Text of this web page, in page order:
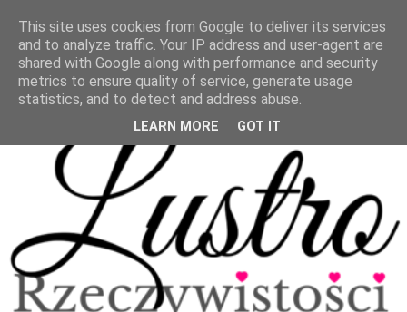
This site uses cookies from Google to deliver its services
and to analyze traffic. Your IP address and user-agent are
shared with Google along with performance and security
metrics to ensure quality of service, generate usage
statistics, and to detect and address abuse.
LEARN MORE GOT IT